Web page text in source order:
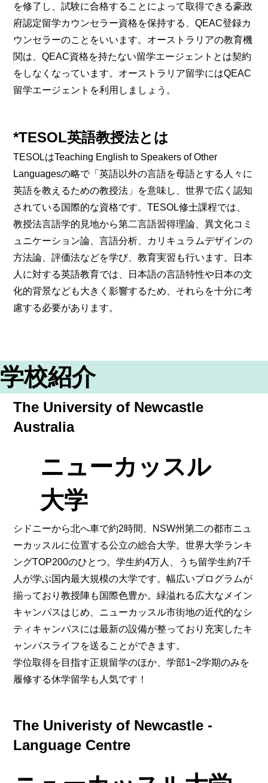
を修了し、試験に合格することによって取得できる豪政
府認定留学カウンセラー資格を保持する、QEAC登録カ
ウンセラーのことをいいます。オーストラリアの教育機
関は、QEAC資格を持たない留学エージェントとは契約
をしなくなっています。オーストラリア留学にはQEAC
留学エージェントを利用しましょう。
*TESOL英語教授法とは
TESOLはTeaching English to Speakers of Other
Languagesの略で「英語以外の言語を母語とする人々に
英語を教えるための教授法」を意味し、世界で広く認知
されている国際的な資格です。TESOL修士課程では、
教授法言語学的見地から第二言語習得理論、異文化コミ
ュニケーション論、言語分析、カリキュラムデザインの
方法論、評価法などを学び、教育実習も行います。日本
人に対する英語教育では、日本語の言語特性や日本の文
化的背景なども大きく影響するため、それらを十分に考
慮する必要があります。
学校紹介
The University of Newcastle
Australia
The Univeristy of Newcastle -
Language Centre
ニューカッスル
大学
シドニーから北へ車で約2時間、NSW州第二の都市ニュ
ーカッスルに位置する公立の総合大学。世界大学ランキ
ングTOP200のひとつ。学生約4万人、うち留学生約7千
人が学ぶ国内最大規模の大学です。幅広いプログラムが
揃っており教授陣も国際色豊か。緑溢れる広大なメイン
キャンパスはじめ、ニューカッスル市街地の近代的なシ
ティキャンパスには最新の設備が整っており充実したキ
ャンパスライフを送ることができます。
学位取得を目指す正規留学のほか、学部1~2学期のみを
履修する休学留学も人気です！